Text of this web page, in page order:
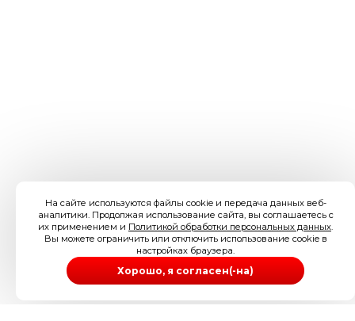
На сайте используются файлы cookie и передача данных веб-
аналитики. Продолжая использование сайта, вы соглашаетесь с
их применением и Политикой обработки персональных данных.
Вы можете ограничить или отключить использование cookie в
настройках браузера.
Хорошо, я согласен(-на)